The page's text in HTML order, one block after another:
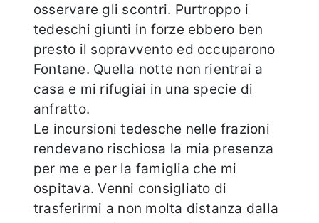
osservare gli scontri. Purtroppo i
tedeschi giunti in forze ebbero ben
presto il sopravvento ed occuparono
Fontane. Quella notte non rientrai a
casa e mi rifugiai in una specie di
anfratto.
Le incursioni tedesche nelle frazioni
rendevano rischiosa la mia presenza
per me e per la famiglia che mi
ospitava. Venni consigliato di
trasferirmi a non molta distanza dalla